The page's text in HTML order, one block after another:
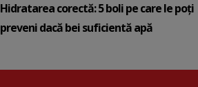
Hidratarea corectă: 5 boli pe care le poți
preveni dacă bei suficientă apă